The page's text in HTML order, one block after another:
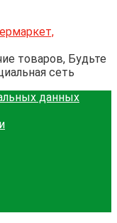
товаров, Будьте
сеть
данных